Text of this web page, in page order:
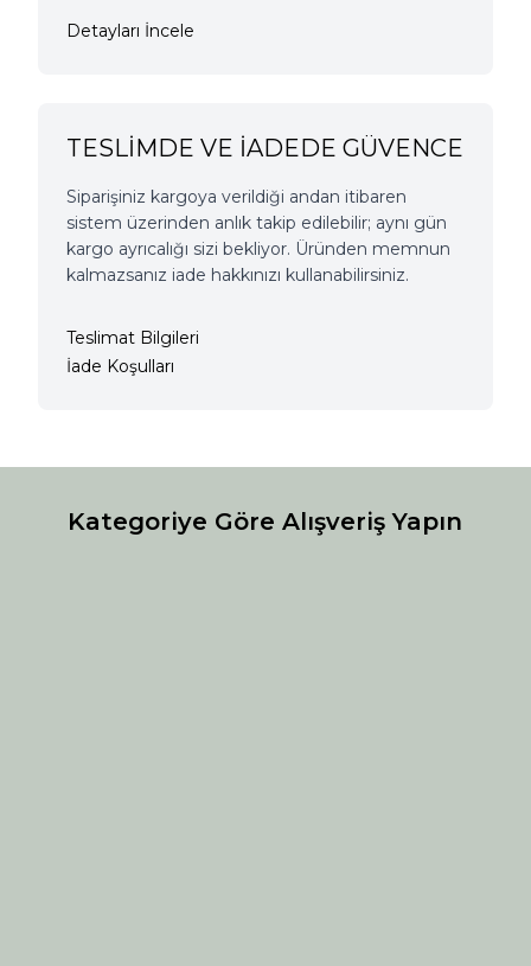
Detayları İncele
TESLİMDE VE İADEDE GÜVENCE
Siparişiniz kargoya verildiği andan itibaren
sistem üzerinden anlık takip edilebilir; aynı gün
kargo ayrıcalığı sizi bekliyor. Üründen memnun
kalmazsanız iade hakkınızı kullanabilirsiniz.
Teslimat Bilgileri
İade Koşulları
Kategoriye Göre Alışveriş Yapın